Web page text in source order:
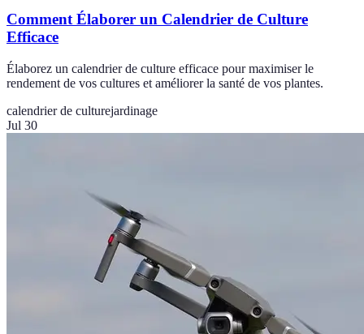
Comment Élaborer un Calendrier de Culture
Efficace
Élaborez un calendrier de culture efficace pour maximiser le
rendement de vos cultures et améliorer la santé de vos plantes.
calendrier de culturejardinage
Jul 30